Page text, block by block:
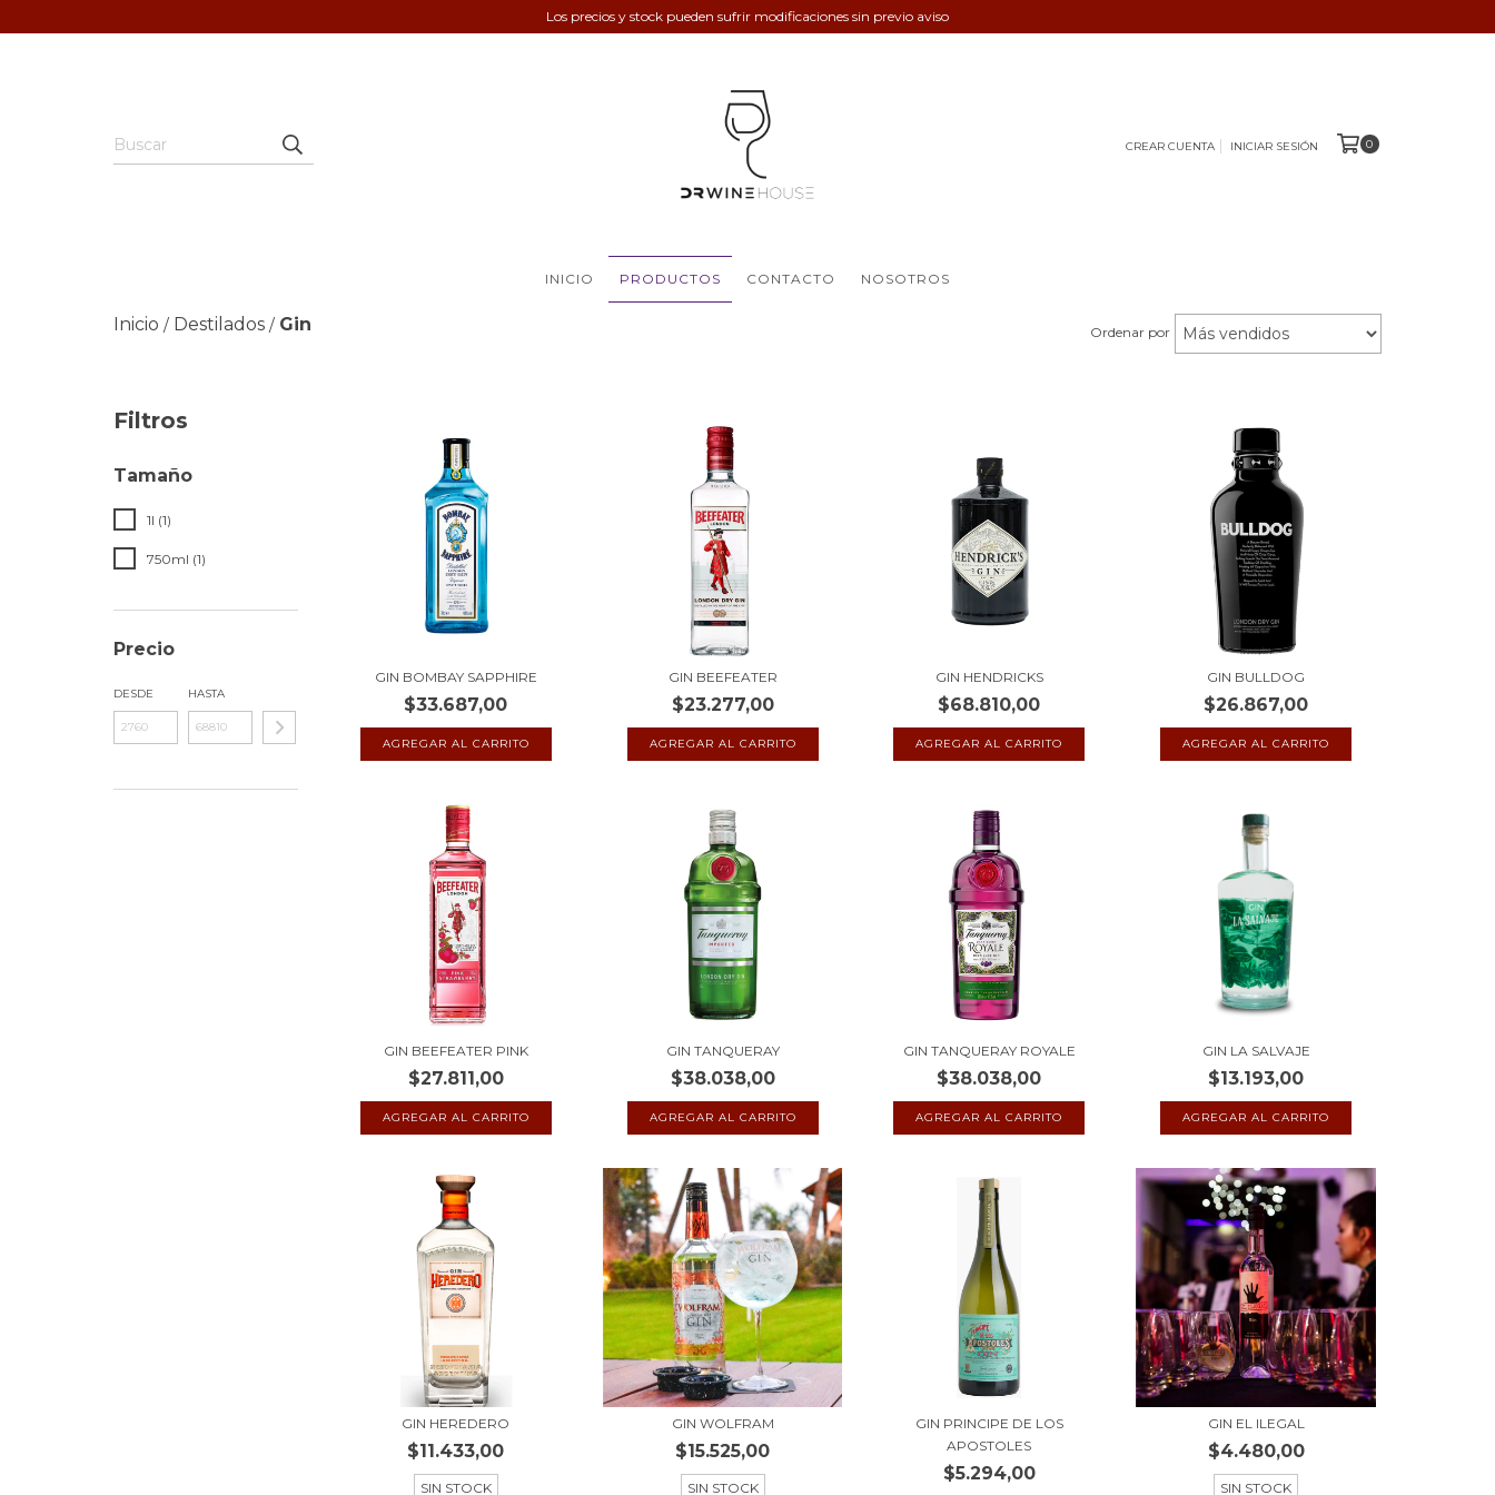
Los precios y stock pueden sufrir modificaciones sin previo aviso
CREAR CUENTA INICIAR SESIÓN 0
INICIO PRODUCTOS CONTACTO NOSOTROS
Inicio / Destilados / Gin Ordenar por
Filtros
Tamaño
1l (1)
750ml (1)
Precio
DESDE HASTA
GIN BOMBAY SAPPHIRE
$33.687,00
GIN BEEFEATER
$23.277,00
AGREGAR AL CARRITO
GIN HENDRICKS
$68.810,00
GIN BULLDOG
$26.867,00
GIN BEEFEATER PINK
$27.811,00
GIN TANQUERAY
$38.038,00
GIN TANQUERAY ROYALE
$38.038,00
GIN LA SALVAJE
$13.193,00
GIN HEREDERO
$11.433,00
SIN STOCK
GIN WOLFRAM
$15.525,00
SIN STOCK
GIN PRINCIPE DE LOS
APOSTOLES
$5.294,00
GIN EL ILEGAL
$4.480,00
SIN STOCK